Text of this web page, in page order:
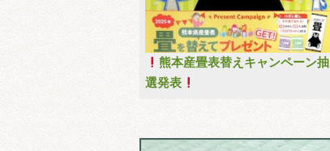
熊本産畳表替えキャンペーン抽
選発表